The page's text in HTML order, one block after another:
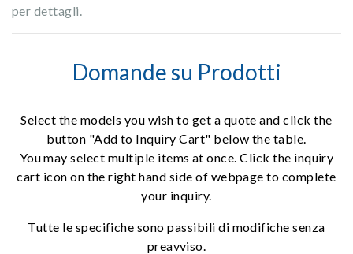
per dettagli.
Domande su Prodotti
Select the models you wish to get a quote and click the
button "Add to Inquiry Cart" below the table.
You may select multiple items at once. Click the inquiry
cart icon on the right hand side of webpage to complete
your inquiry.
Tutte le specifiche sono passibili di modifiche senza
preavviso.